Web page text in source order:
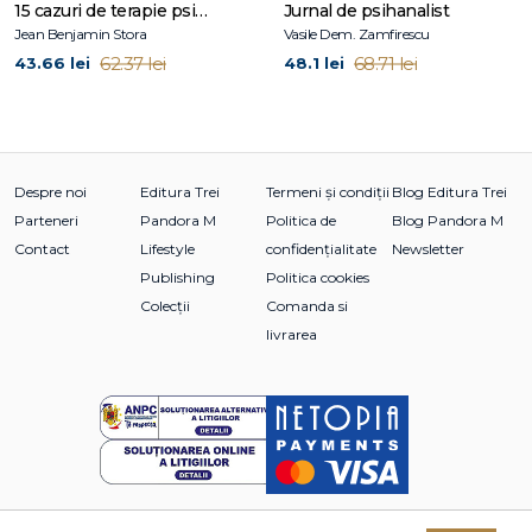
Ce se înțelege prin „sens"?
Tehnicile logoterapeutice
Îndrumarea spiritual‑medicală
Concluzie: Dimensiuni ale sensului
15 cazuri de terapie psihosomatică
Jean Benjamin Stora
43.66 lei 62.37 lei
Jurnal de psihanalist
Vasile Dem. Zamfirescu
48.1 lei 68.71 lei
Despre noi
Parteneri
Contact
Editura Trei
Pandora M
Lifestyle
Publishing
Colecții
Termeni și condiții
Politica de
confidențialitate
Politica cookies
Comanda si
livrarea
Blog Editura Trei
Blog Pandora M
Newsletter